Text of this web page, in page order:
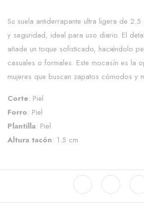
Su suela antiderrapante ultra ligera de
y seguridad, ideal para uso diario. El
añade un toque sofisticado, haciéndolo
casuales o formales. Este mocasín es la
mujeres que buscan zapatos cómodos y
Corte: Piel
Forro: Piel
Plantilla: Piel
Altura tacón: 1.5 cm